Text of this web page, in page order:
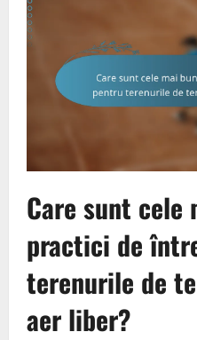
Care sunt cele
practici de
terenurile de
aer liber?